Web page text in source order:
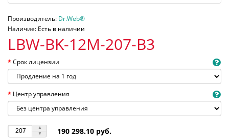
Производитель: Dr.Web®
Наличие: Есть в наличии
LBW-BK-12M-207-B3
Срок лицензии
Центр управления
190 298.10 руб.